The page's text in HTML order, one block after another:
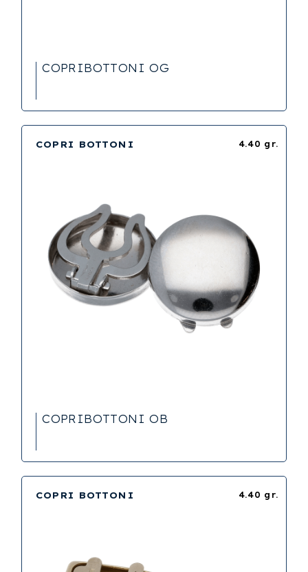
COPRIBOTTONI OG
4.40 gr.
COPRI BOTTONI
COPRIBOTTONI OB
4.40 gr.
COPRI BOTTONI